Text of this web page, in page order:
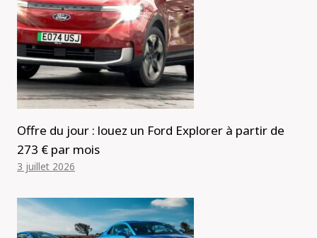
Offre du jour : louez un Ford Explorer à partir de
273 € par mois
3 juillet 2026